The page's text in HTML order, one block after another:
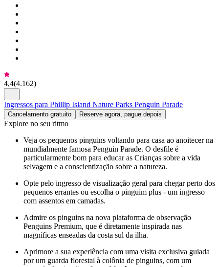
4,4(4.162)
Ingressos para Phillip Island Nature Parks Penguin Parade
Cancelamento gratuito Reserve agora, pague depois
Explore no seu ritmo
Veja os pequenos pinguins voltando para casa ao anoitecer na
mundialmente famosa Penguin Parade. O desfile é
particularmente bom para educar as Crianças sobre a vida
selvagem e a conscientização sobre a natureza.
Opte pelo ingresso de visualização geral para chegar perto dos
pequenos errantes ou escolha o pinguim plus - um ingresso
com assentos em camadas.
Admire os pinguins na nova plataforma de observação
Penguins Premium, que é diretamente inspirada nas
magníficas enseadas da costa sul da ilha.
Aprimore a sua experiência com uma visita exclusiva guiada
por um guarda florestal à colônia de pinguins, com um